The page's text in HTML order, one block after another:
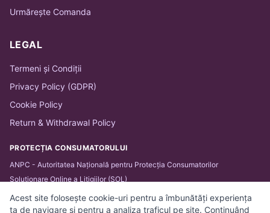
Urmărește Comanda
LEGAL
Termeni și Condiții
Privacy Policy (GDPR)
Cookie Policy
Return & Withdrawal Policy
PROTECȚIA CONSUMATORULUI
ANPC - Autoritatea Națională pentru Protecția Consumatorilor
Soluționare Online a Litigiilor (SOL)
Acest site folosește cookie-uri pentru a îmbunătăți experiența
ta de navigare și pentru a analiza traficul pe site. Continuând